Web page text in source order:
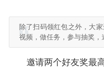
除了扫码领红包之外，大
视频，做任务，参与抽奖，
邀请两个好友奖最